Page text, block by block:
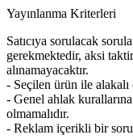
Yayınlanma Kriterleri
Satıcıya sorulacak
gerekmektedir, aksi
alınamayacaktır.
- Seçilen ürün ile alakalı
- Genel ahlak
olmamalıdır.
- Reklam içerikli bir soru